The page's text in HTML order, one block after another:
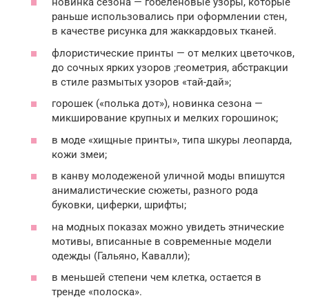
раньше использовались при оформлении стен,
в качестве рисунка для жаккардовых тканей.
флористические принты — от мелких цветочков,
до сочных ярких узоров ;геометрия, абстракции
в стиле размытых узоров «тай-дай»;
горошек («полька дот»), новинка сезона —
микширование крупных и мелких горошинок;
в моде «хищные принты», типа шкуры леопарда,
кожи змеи;
в канву молодеженой уличной моды впишутся
анималистические сюжеты, разного рода
буковки, циферки, шрифты;
на модных показах можно увидеть этнические
мотивы, вписанные в современные модели
одежды (Гальяно, Кавалли);
в меньшей степени чем клетка, остается в
тренде «полоска».